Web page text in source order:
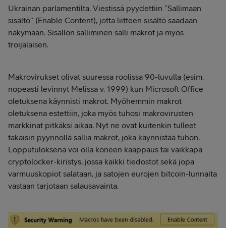
Ukrainan parlamentilta. Viestissä pyydettiin ”Sallimaan
sisältö” (Enable Content), jotta liitteen sisältö saadaan
näkymään. Sisällön salliminen salli makrot ja myös
troijalaisen.
Makrovirukset olivat suuressa roolissa 90-luvulla (esim.
nopeasti levinnyt Melissa v. 1999) kun Microsoft Office
oletuksena käynnisti makrot. Myöhemmin makrot
oletuksena estettiin, joka myös tuhosi makrovirusten
markkinat pitkäksi aikaa. Nyt ne ovat kuitenkin tulleet
takaisin pyynnöllä sallia makrot, joka käynnistää tuhon.
Lopputuloksena voi olla koneen kaappaus tai vaikkapa
cryptolocker-kiristys, jossa kaikki tiedostot sekä jopa
varmuuskopiot salataan, ja satojen eurojen bitcoin-lunnaita
vastaan tarjotaan salausavainta.